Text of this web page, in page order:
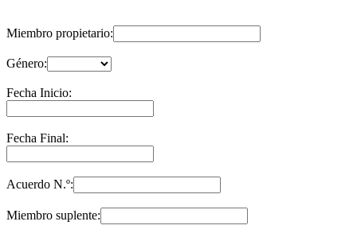
Miembro propietario:
Género:
Fecha Inicio:
Fecha Final:
Acuerdo N.º:
Miembro suplente: